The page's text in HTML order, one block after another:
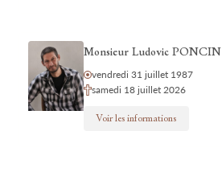
Monsieur Ludovic PONCIN
vendredi 31 juillet 1987
samedi 18 juillet 2026
Voir les informations